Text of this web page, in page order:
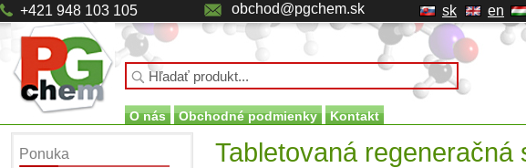
+421 948 103 105 obchod@pgchem.sk sk en
O nás Obchodné podmienky Kontakt
Ponuka Tabletovaná regeneračná